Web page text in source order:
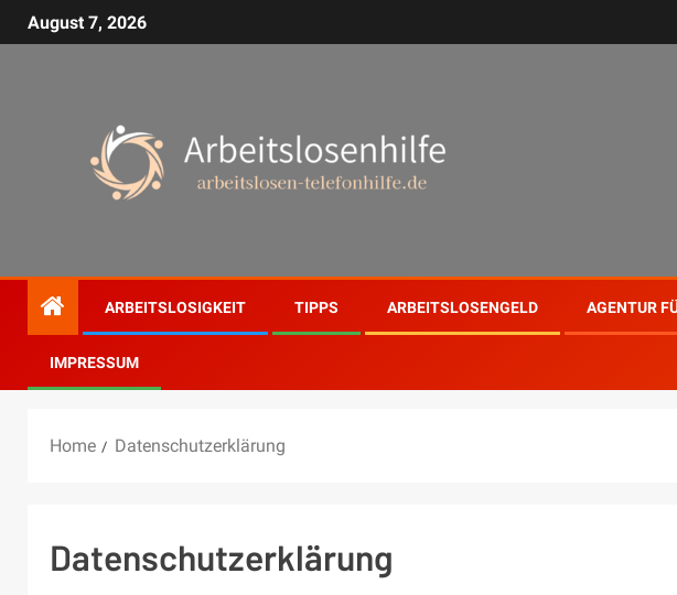
August 7, 2026
ARBEITSLOSIGKEIT TIPPS ARBEITSLOSENGELD AGENTUR
IMPRESSUM
Home Datenschutzerklärung
Datenschutzerklärung